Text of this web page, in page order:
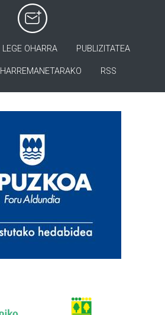
LEGE OHARRA PUBLIZITATEA
HARREMANETARAKO RSS